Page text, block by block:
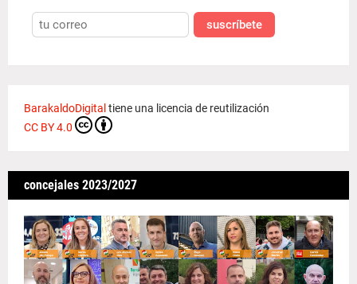
suscríbete
BarakaldoDigital tiene una licencia de reutilización
CC BY 4.0
concejales 2023/2027